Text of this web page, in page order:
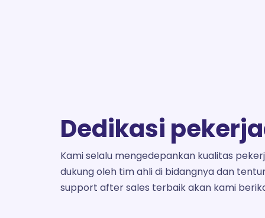
Dedikasi
Kami selalu mengedepankan kualitas
dukung oleh tim ahli di bidangnya dan
support after sales terbaik akan kami